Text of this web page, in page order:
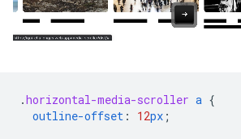
.horizontal-media-scroller a {
outline-offset : 12px ;